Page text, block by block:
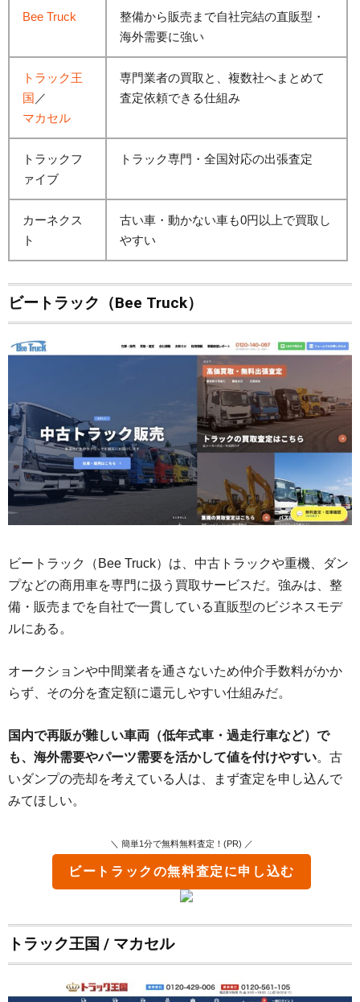
Bee Truck
整備から販売まで自社完結の直販型・
海外需要に強い
トラック王
国 ／
マカセル
専門業者の買取と、複数社へまとめて
査定依頼できる仕組み
トラックフ
ァイブ
トラック専門・全国対応の出張査定
カーネクス
ト
古い車・動かない車も0円以上で買取し
やすい
ビートラック（Bee Truck）
ビートラック（Bee Truck）は、中古トラックや重機、ダン
プなどの商用車を専門に扱う買取サービスだ。強みは、整
備・販売までを自社で一貫している直販型のビジネスモデ
ルにある。
オークションや中間業者を通さないため仲介手数料がかか
らず、その分を査定額に還元しやすい仕組みだ。
国内で再販が難しい車両（低年式車・過走行車など）で
も、海外需要やパーツ需要を活かして値を付けやすい。古
いダンプの売却を考えている人は、まず査定を申し込んで
みてほしい。
＼ 簡単1分で無料無料査定！(PR) ／
ビートラック の無料査定に申し込む
トラック王国 / マカセル